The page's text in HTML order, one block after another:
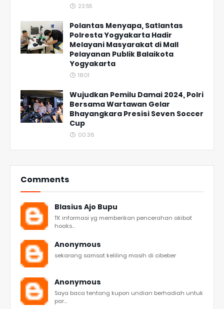
23:55
Polantas Menyapa, Satlantas
Polresta Yogyakarta Hadir
Melayani Masyarakat di Mall
Pelayanan Publik Balaikota
Yogyakarta
18:01
Wujudkan Pemilu Damai 2024, Polri
Bersama Wartawan Gelar
Bhayangkara Presisi Seven Soccer
Cup
00:36
Comments
Blasius Ajo Bupu
TK informasi yg memberikan pencerahan akibat
hoaks...
Anonymous
sekarang samsat keliling masih di cibeber
Anonymous
Saya baca tentang kupon undian berhadiah untuk
par...